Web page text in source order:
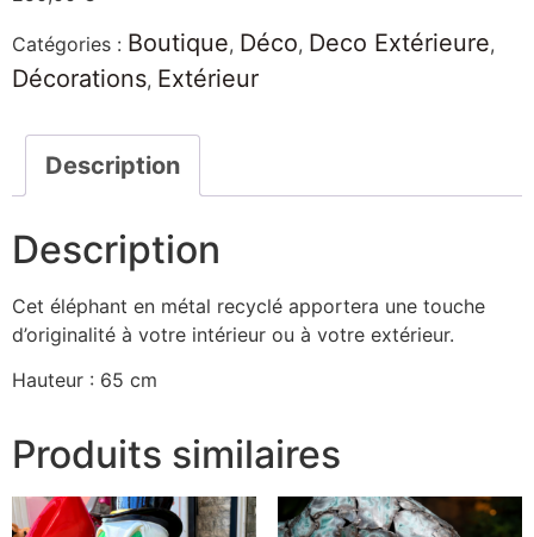
Catégories : Boutique, Déco, Deco Extérieure,
Décorations, Extérieur
Description
Description
Cet éléphant en métal recyclé apportera une touche
d’originalité à votre intérieur ou à votre extérieur.
Hauteur : 65 cm
Produits similaires